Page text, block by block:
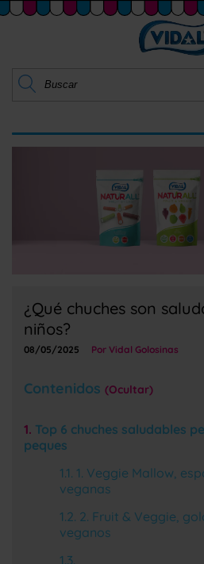
¿Qué chuches son
niños?
08/05/2025 Por Vidal Golosinas
Contenidos Ocultar
Top 6 chuches saludables
peques
1. Veggie Mallow,
veganas
2. Fruit & Veggie,
veganos